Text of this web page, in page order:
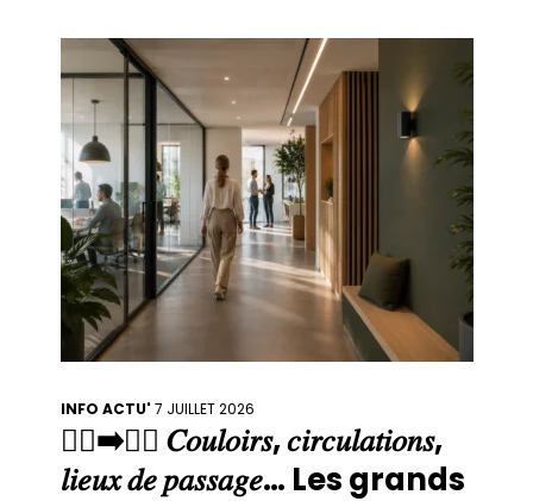
naturellement. ✨ L’immeuble haussmannien
séduit par
INFO ACTU'7 JUILLET 2026
🚶‍♀️➡️🚶‍♂️ 𝐶𝑜𝑢𝑙𝑜𝑖𝑟𝑠, 𝑐𝑖𝑟𝑐𝑢𝑙𝑎𝑡𝑖𝑜𝑛𝑠,
𝑙𝑖𝑒𝑢𝑥 𝑑𝑒 𝑝𝑎𝑠𝑠𝑎𝑔𝑒… Les grands